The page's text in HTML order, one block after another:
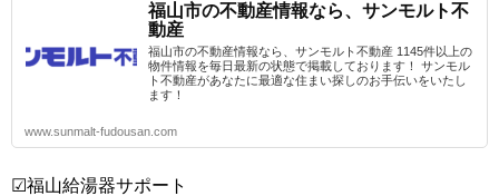
福山市の不動産情報なら、サンモルト不
動産
福山市の不動産情報なら、サンモルト不動産 1145件以上の
物件情報を毎日最新の状態で掲載しております！ サンモル
ト不動産があなたに最適な住まい探しのお手伝いをいたし
ます！
www.sunmalt-fudousan.com
☑福山給湯器サポート